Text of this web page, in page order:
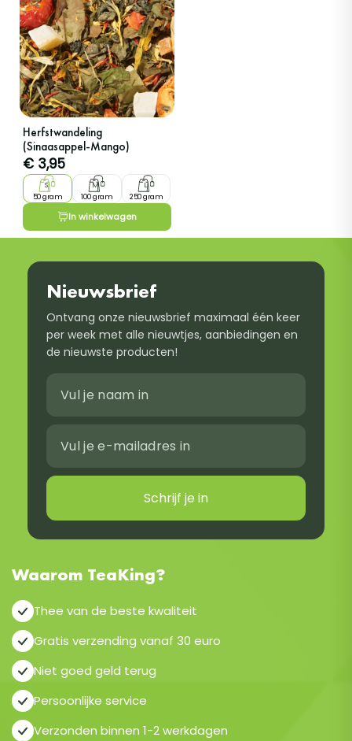
Herfstwandeling
(Sinaasappel-Mango)
€ 3,95
S
50 gram
M
100 gram
L
250 gram
In winkelwagen
Nieuwsbrief
Ontvang onze nieuwsbrief maximaal één keer
per week met alle nieuwtjes, aanbiedingen en
de nieuwste producten!
Schrijf je in
Waarom TeaKing?
Thee van de beste kwaliteit
Gratis verzending vanaf 30 euro
Niet goed geld terug
Persoonlijke service
Verzonden binnen 1-2 werkdagen